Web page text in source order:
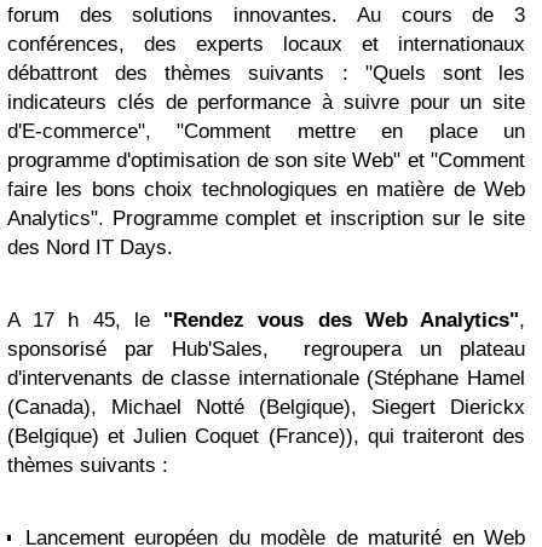
forum des solutions innovantes. Au cours de 3
conférences, des experts locaux et internationaux
débattront des thèmes suivants : "Quels sont les
indicateurs clés de performance à suivre pour un site
d'E-commerce", "Comment mettre en place un
programme d'optimisation de son site Web" et "Comment
faire les bons choix technologiques en matière de Web
Analytics". Programme complet et inscription sur le site
des Nord IT Days.
A 17 h 45, le "Rendez vous des Web Analytics",
sponsorisé par Hub'Sales, regroupera un plateau
d'intervenants de classe internationale (Stéphane Hamel
(Canada), Michael Notté (Belgique), Siegert Dierickx
(Belgique) et Julien Coquet (France)), qui traiteront des
thèmes suivants :
Lancement européen du modèle de maturité en Web